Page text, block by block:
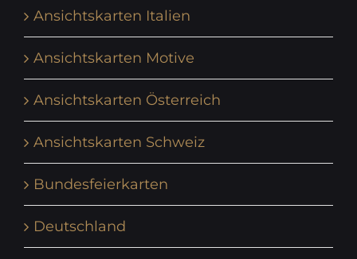
Ansichtskarten Italien
Ansichtskarten Motive
Ansichtskarten Österreich
Ansichtskarten Schweiz
Bundesfeierkarten
Deutschland